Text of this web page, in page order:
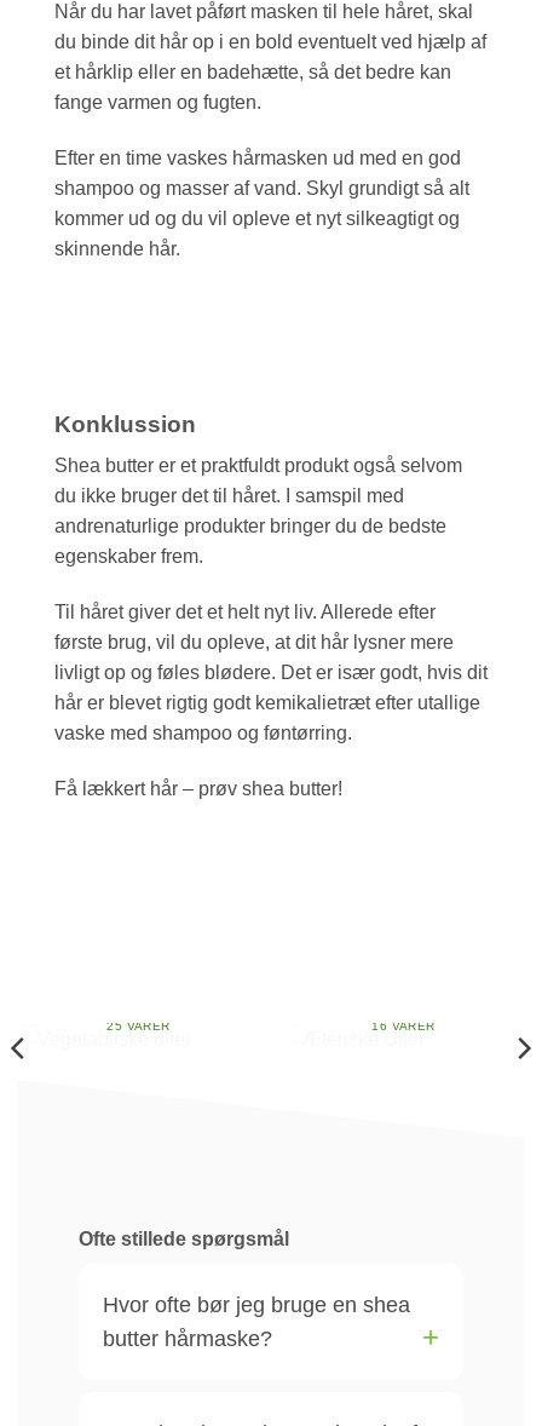
Når du har lavet påført masken til hele håret, skal
du binde dit hår op i en bold eventuelt ved hjælp af
et hårklip eller en badehætte, så det bedre kan
fange varmen og fugten.
Efter en time vaskes hårmasken ud med en god
shampoo og masser af vand. Skyl grundigt så alt
kommer ud og du vil opleve et nyt silkeagtigt og
skinnende hår.
Konklussion
Shea butter er et praktfuldt produkt også selvom
du ikke bruger det til håret. I samspil med
andrenaturlige produkter bringer du de bedste
egenskaber frem.
Til håret giver det et helt nyt liv. Allerede efter
første brug, vil du opleve, at dit hår lysner mere
livligt op og føles blødere. Det er især godt, hvis dit
hår er blevet rigtig godt kemikalietræt efter utallige
vaske med shampoo og føntørring.
Få lækkert hår – prøv shea butter!
25 VARER 16 VARER
Ofte stillede spørgsmål
Hvor ofte bør jeg bruge en shea
butter hårmaske?